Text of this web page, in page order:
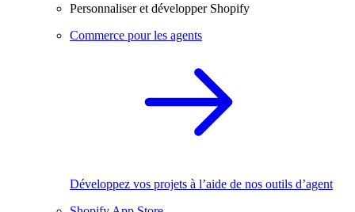
Personnaliser et développer Shopify
Commerce pour les agents
Développez vos projets à l’aide de nos outils d’agent